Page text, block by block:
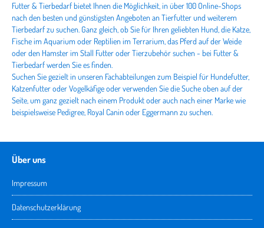
Futter & Tierbedarf bietet Ihnen die Möglichkeit, in über 100 Online-Shops
nach den besten und günstigsten Angeboten an Tierfutter und weiterem
Tierbedarf zu suchen. Ganz gleich, ob Sie für Ihren geliebten Hund, die Katze,
Fische im Aquarium oder Reptilien im Terrarium, das Pferd auf der Weide
oder den Hamster im Stall Futter oder Tierzubehör suchen - bei Futter &
Tierbedarf werden Sie es finden.
Suchen Sie gezielt in unseren Fachabteilungen zum Beispiel für Hundefutter,
Katzenfutter oder Vogelkäfige oder verwenden Sie die Suche oben auf der
Seite, um ganz gezielt nach einem Produkt oder auch nach einer Marke wie
beispielsweise Pedigree, Royal Canin oder Eggermann zu suchen.
Über uns
Impressum
Datenschutzerklärung